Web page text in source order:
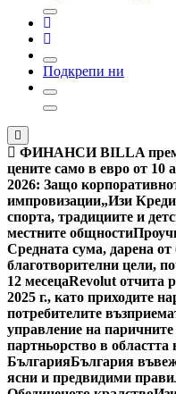
Подкрепи ни
ФИНАНСИ BILLA
цените само в евро от 10
2026: Защо
импровизации„Изи
спорта, традициите и
местните общности
Средната сума, дарена от
благотворителни цели,
12 месецаRevolut отчита
2025 г., като приходите
потребителите
управление на
партньорство в
БългарияБългария
ясни и предвидими